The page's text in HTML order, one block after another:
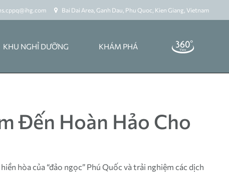
Bai Dai Area, Ganh Dau, Phu Quoc, Kien Giang, Vietnam
KHU NGHỈ DƯỠNG KHÁM PHÁ
Đến Hoàn Hảo Cho
hòa của “đảo ngọc” Phú Quốc và trải nghiệm các dịch